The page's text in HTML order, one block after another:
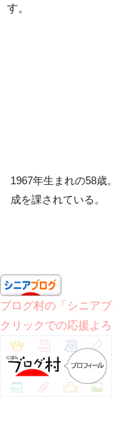
す。
1967年生まれの58歳
成を課されている。
ブログ村の「シニア
クリックでの応援よろ